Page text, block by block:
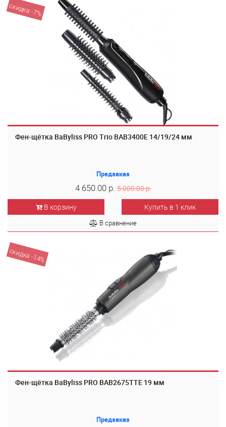
скидка -7%
Фен-щётка BaByliss PRO Trio BAB3400E 14/19/24 мм
Предзаказ
4 650.00 р. 5 000.00 р.
В корзину
Купить в 1 клик
В сравнение
скидка -14%
Фен-щётка BaByliss PRO BAB2675TTE 19 мм
Предзаказ